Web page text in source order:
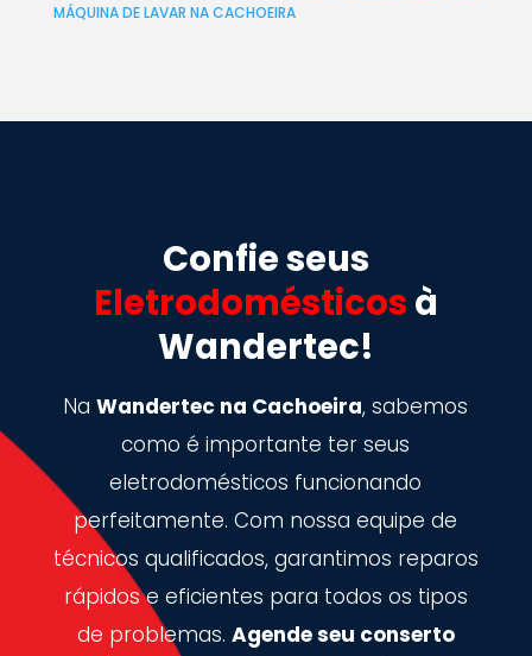
MÁQUINA DE LAVAR NA CACHOEIRA
Confie seus
Eletrodomésticos à
Wandertec!
NaWandertec na Cachoeira, sabemos
como é importante ter seus
eletrodomésticos funcionando
perfeitamente. Com nossa equipe de
técnicos qualificados, garantimos reparos
rápidos e eficientes para todos os tipos
de problemas. Agende seu conserto